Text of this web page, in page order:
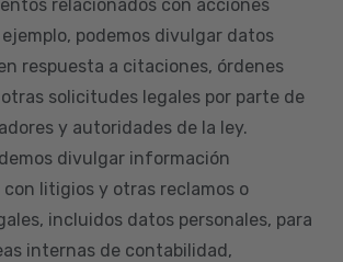
relacionados con acciones
ejemplo, podemos divulgar datos
respuesta a citaciones, órdenes
solicitudes legales por parte de
y autoridades de la ley.
divulgar información
con litigios y otras reclamos o
incluidos datos personales, para
internas de contabilidad,